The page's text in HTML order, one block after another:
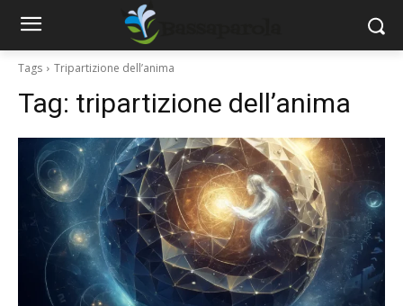
Tags Tripartizione dell’anima
Tag: tripartizione dell’anima